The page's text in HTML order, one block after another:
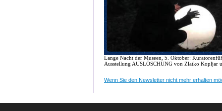
Lange Nacht der Museen, 5. Oktober:
Ausstellung AUSLÖSCHUNG von Zlatko Kopljar
Wenn Sie den Newsletter nicht mehr erhalten